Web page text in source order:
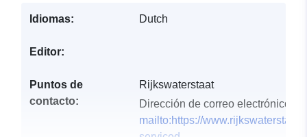
Idiomas: Dutch
Editor:
Puntos de
contacto:
Rijkswaterstaat
Dirección de correo electrónico:
mailto:https://